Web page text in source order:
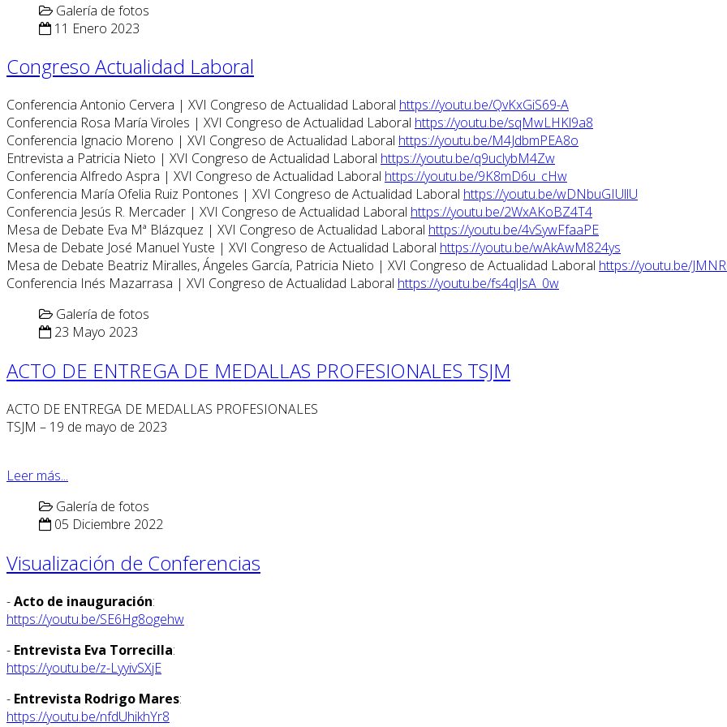
Galería de fotos
11 Enero 2023
Congreso Actualidad Laboral
Conferencia Antonio Cervera | XVI Congreso de Actualidad Laboral https://youtu.be/QvKxGiS69-A
Conferencia Rosa María Viroles | XVI Congreso de Actualidad Laboral https://youtu.be/sqMwLHKl9a8
Conferencia Ignacio Moreno | XVI Congreso de Actualidad Laboral https://youtu.be/M4JdbmPEA8o
Entrevista a Patricia Nieto | XVI Congreso de Actualidad Laboral https://youtu.be/q9uclybM4Zw
Conferencia Alfredo Aspra | XVI Congreso de Actualidad Laboral https://youtu.be/9K8mD6u_cHw
Conferencia María Ofelia Ruiz Pontones | XVI Congreso de Actualidad Laboral https://youtu.be/wDNbuGIUllU
Conferencia Jesús R. Mercader | XVI Congreso de Actualidad Laboral https://youtu.be/2WxAKoBZ4T4
Mesa de Debate Eva Mª Blázquez | XVI Congreso de Actualidad Laboral https://youtu.be/4vSywFfaaPE
Mesa de Debate José Manuel Yuste | XVI Congreso de Actualidad Laboral https://youtu.be/wAkAwM824ys
Mesa de Debate Beatriz Miralles, Ángeles García, Patricia Nieto | XVI Congreso de Actualidad Laboral https://youtu.be/
Conferencia Inés Mazarrasa | XVI Congreso de Actualidad Laboral https://youtu.be/fs4qlJsA_0w
Galería de fotos
23 Mayo 2023
ACTO DE ENTREGA DE MEDALLAS PROFESIONALES TSJM
ACTO DE ENTREGA DE MEDALLAS PROFESIONALES
TSJM – 19 de mayo de 2023
Leer más...
Galería de fotos
05 Diciembre 2022
Visualización de Conferencias
-Acto de inauguración:
https://youtu.be/SE6Hg8ogehw
- Entrevista Eva Torrecilla:
https://youtu.be/z-LyyivSXjE
- Entrevista Rodrigo Mares:
https://youtu.be/nfdUhikhYr8